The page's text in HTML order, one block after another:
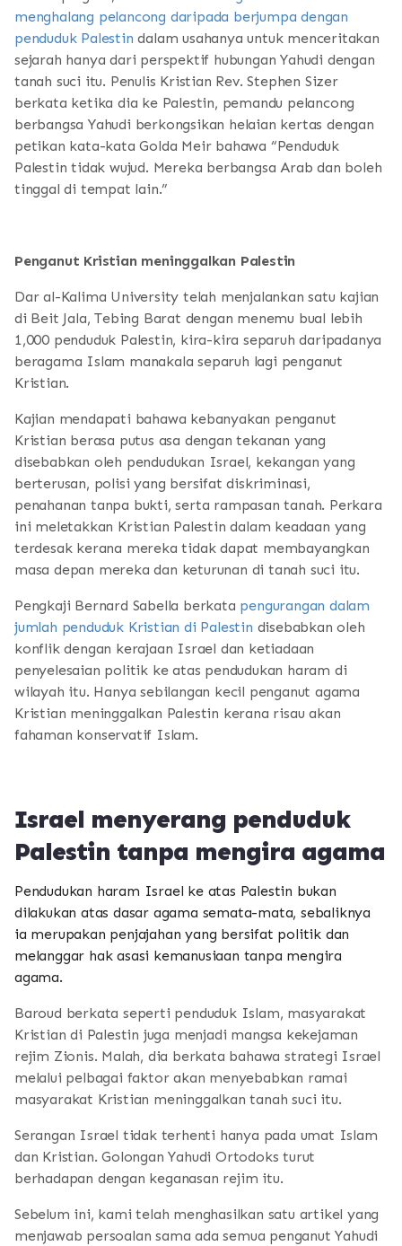
menghalang pelancong daripada berjumpa dengan
penduduk Palestin dalam usahanya untuk menceritakan
sejarah hanya dari perspektif hubungan Yahudi dengan
tanah suci itu. Penulis Kristian Rev. Stephen Sizer
berkata ketika dia ke Palestin, pemandu pelancong
berbangsa Yahudi berkongsikan helaian kertas dengan
petikan kata-kata Golda Meir bahawa “Penduduk
Palestin tidak wujud. Mereka berbangsa Arab dan boleh
tinggal di tempat lain.”
Penganut Kristian meninggalkan Palestin
Dar al-Kalima University telah menjalankan satu kajian
di Beit Jala, Tebing Barat dengan menemu bual lebih
1,000 penduduk Palestin, kira-kira separuh daripadanya
beragama Islam manakala separuh lagi penganut
Kristian.
Kajian mendapati bahawa kebanyakan penganut
Kristian berasa putus asa dengan tekanan yang
disebabkan oleh pendudukan Israel, kekangan yang
berterusan, polisi yang bersifat diskriminasi,
penahanan tanpa bukti, serta rampasan tanah. Perkara
ini meletakkan Kristian Palestin dalam keadaan yang
terdesak kerana mereka tidak dapat membayangkan
masa depan mereka dan keturunan di tanah suci itu.
Pengkaji Bernard Sabella berkata pengurangan dalam
jumlah penduduk Kristian di Palestin disebabkan oleh
konflik dengan kerajaan Israel dan ketiadaan
penyelesaian politik ke atas pendudukan haram di
wilayah itu. Hanya sebilangan kecil penganut agama
Kristian meninggalkan Palestin kerana risau akan
fahaman konservatif Islam.
Israel menyerang penduduk
Palestin tanpa mengira agama
Pendudukan haram Israel ke atas Palestin bukan
dilakukan atas dasar agama semata-mata, sebaliknya
ia merupakan penjajahan yang bersifat politik dan
melanggar hak asasi kemanusiaan tanpa mengira
agama.
Baroud berkata seperti penduduk Islam, masyarakat
Kristian di Palestin juga menjadi mangsa kekejaman
rejim Zionis. Malah, dia berkata bahawa strategi Israel
melalui pelbagai faktor akan menyebabkan ramai
masyarakat Kristian meninggalkan tanah suci itu.
Serangan Israel tidak terhenti hanya pada umat Islam
dan Kristian. Golongan Yahudi Ortodoks turut
berhadapan dengan keganasan rejim itu.
Sebelum ini, kami telah menghasilkan satu artikel yang
menjawab persoalan sama ada semua penganut Yahudi